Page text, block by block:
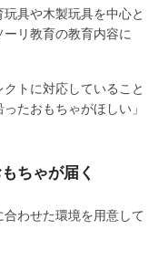
具や木製玩具を中心と
リ教育の教育内容に
トに対応していること
たおもちゃがほしい」
ちゃが届く
わせた環境を用意して